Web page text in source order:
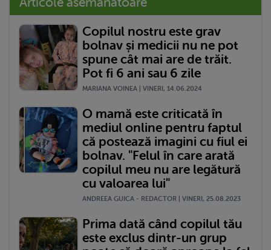
Copilul nostru este grav
bolnav și medicii nu ne pot
spune cât mai are de trăit.
Pot fi 6 ani sau 6 zile
MARIANA VOINEA | VINERI, 14.06.2024
O mamă este criticată în
mediul online pentru faptul
că postează imagini cu fiul ei
bolnav. "Felul în care arată
copilul meu nu are legătură
cu valoarea lui"
ANDREEA GUICA - REDACTOR | VINERI, 25.08.2023
Prima dată când copilul tău
este exclus dintr-un grup